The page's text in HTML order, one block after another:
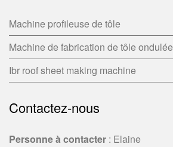
Machine profileuse de tôle
Machine de fabrication de tôle ondulée
Ibr roof sheet making machine
Contactez-nous
Personne à contacter : Elaine